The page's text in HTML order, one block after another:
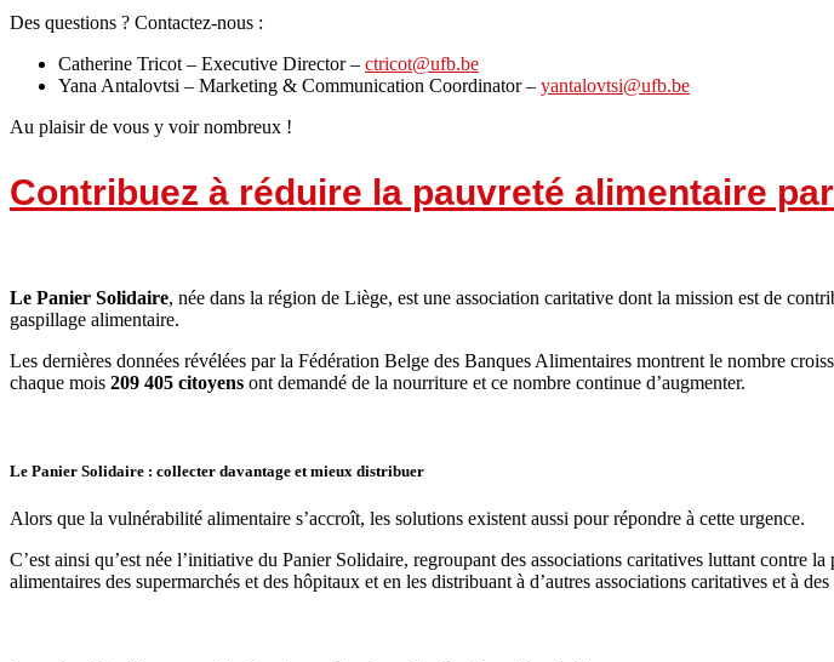
Des questions ? Contactez-nous :
Catherine Tricot – Executive Director – ctricot@ufb.be
Yana Antalovtsi – Marketing & Communication Coordinator – yantalovtsi@ufb.be
Au plaisir de vous y voir nombreux !
Contribuez à réduire la pauvreté alimentaire
Le Panier Solidaire, née dans la région de Liège, est une association caritative dont la mission est de
gaspillage alimentaire.
Les dernières données révélées par la Fédération Belge des Banques Alimentaires montrent le nombre
chaque mois 209 405 citoyens ont demandé de la nourriture et ce nombre continue d’augmenter.
Le Panier Solidaire : collecter davantage et mieux distribuer
Alors que la vulnérabilité alimentaire s’accroît, les solutions existent aussi pour répondre à cette urgence.
C’est ainsi qu’est née l’initiative du Panier Solidaire, regroupant des associations caritatives luttant contre
alimentaires des supermarchés et des hôpitaux et en les distribuant à d’autres associations caritatives et à